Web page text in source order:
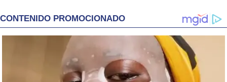
CONTENIDO PROMOCIONADO